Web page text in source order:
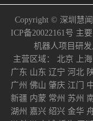
Copyright © 深圳慧闻
ICP备20022161号 主
机器人项目研发
主营区域： 北京 上海
广东 山东 辽宁 河北
广州 佛山 肇庆 江门
新疆 内蒙 常州 苏州
湖州 嘉兴 绍兴 金华